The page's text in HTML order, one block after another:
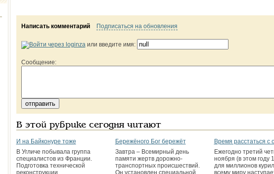
Написать комментарий Подписаться на обновления
или введите имя:
Сообщение:
В этой рубрике сегодня читают
И на Байконуре тоже
В Угличе побывала группа
специалистов из Франции.
Подготовка технической
реконструкции
Бережёного Бог бережёт
Завтра – Всемирный день
памяти жертв дорожно-
транспортных происшествий.
Он установлен специальной
Время расстаться с
Ежегодно третий
ноября (в этом году
для миллионов
всему миру